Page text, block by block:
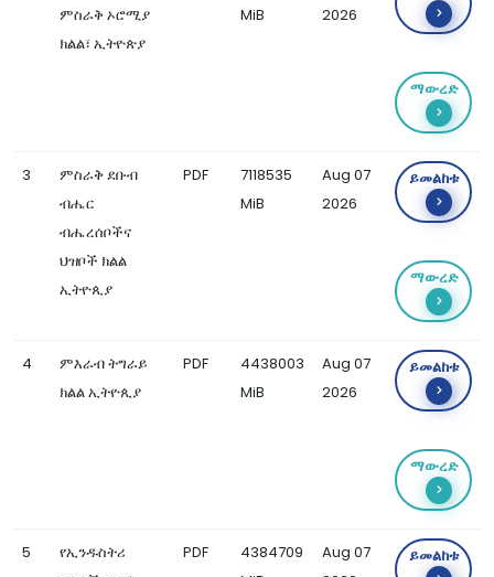
ምስራቅ ኦሮሚያ
ክልል፣ ኢትዮጵያ
MiB
2026
ማውረድ
3
ምስራቅ ደቡብ
ብሔር
ብሔረሰቦችና
ህዝቦች ክልል
ኢትዮጲያ
PDF
7118535
MiB
Aug 07
2026
ይመልከቱ
ማውረድ
4
ምእራብ ትግራይ
ክልል ኢትዮጲያ
PDF
4438003
MiB
Aug 07
2026
ይመልከቱ
ማውረድ
5
የኢንዱስትሪ
PDF
4384709
Aug 07
ይመልከቱ